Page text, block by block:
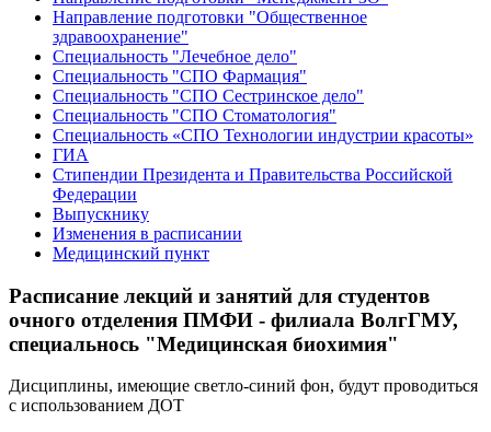
Направление подготовки "Общественное
здравоохранение"
Специальность "Лечебное дело"
Специальность "СПО Фармация"
Специальность "СПО Сестринское дело"
Специальность "СПО Стоматология"
Специальность «СПО Технологии индустрии красоты»
ГИА
Стипендии Президента и Правительства Российской
Федерации
Выпускнику
Изменения в расписании
Медицинский пункт
Расписание лекций и занятий для студентов
очного отделения ПМФИ - филиала ВолгГМУ,
специальнось "Медицинская биохимия"
Дисциплины, имеющие светло-синий фон, будут проводиться
с использованием ДОТ